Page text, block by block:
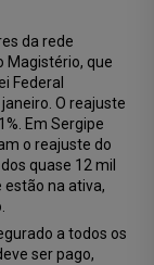
da rede
Magistério, que
Federal
O reajuste
Em Sergipe
o reajuste do
quase 12 mil
estão na ativa,
a todos os
ser pago,